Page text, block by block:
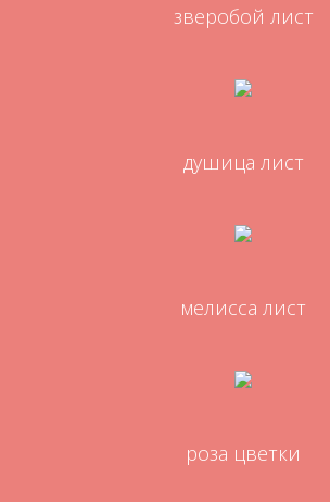
зверобой лист
душица лист
мелисса лист
роза цветки